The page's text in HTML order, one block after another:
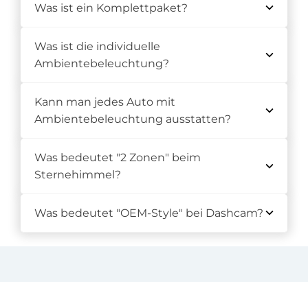
Was ist ein Komplettpaket?
Was ist die individuelle
Ambientebeleuchtung?
Kann man jedes Auto mit
Ambientebeleuchtung ausstatten?
Was bedeutet "2 Zonen" beim
Sternehimmel?
Was bedeutet "OEM-Style" bei Dashcam?